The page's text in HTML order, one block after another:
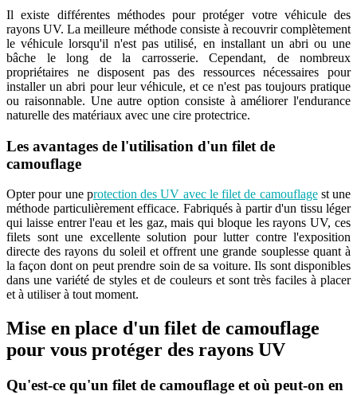
Il existe différentes méthodes pour protéger votre véhicule des
rayons UV. La meilleure méthode consiste à recouvrir complètement
le véhicule lorsqu'il n'est pas utilisé, en installant un abri ou une
bâche le long de la carrosserie. Cependant, de nombreux
propriétaires ne disposent pas des ressources nécessaires pour
installer un abri pour leur véhicule, et ce n'est pas toujours pratique
ou raisonnable. Une autre option consiste à améliorer l'endurance
naturelle des matériaux avec une cire protectrice.
Les avantages de l'utilisation d'un filet de
camouflage
Opter pour une protection des UV avec le filet de camouflagest une
méthode particulièrement efficace. Fabriqués à partir d'un tissu léger
qui laisse entrer l'eau et les gaz, mais qui bloque les rayons UV, ces
filets sont une excellente solution pour lutter contre l'exposition
directe des rayons du soleil et offrent une grande souplesse quant à
la façon dont on peut prendre soin de sa voiture. Ils sont disponibles
dans une variété de styles et de couleurs et sont très faciles à placer
et à utiliser à tout moment.
Mise en place d'un filet de camouflage
pour vous protéger des rayons UV
Qu'est-ce qu'un filet de camouflage et où peut-on en